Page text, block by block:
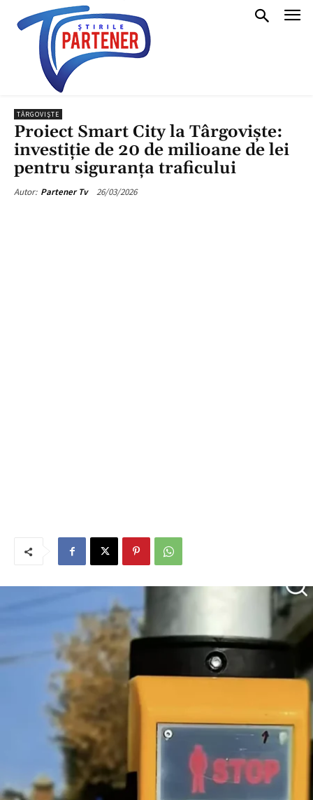
TÂRGOVIŞTE
Proiect Smart City la Târgoviște:
investiție de 20 de milioane de lei
pentru siguranța traficului
Autor: Partener Tv 26/03/2026